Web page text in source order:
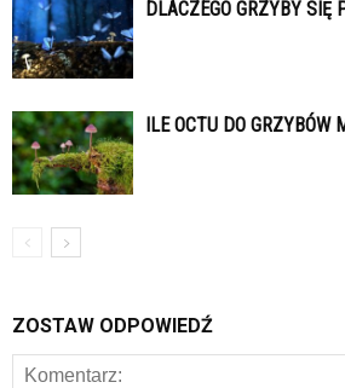
DLACZEGO GRZYBY SIĘ
ILE OCTU DO GRZYBÓW
ZOSTAW ODPOWIEDŹ